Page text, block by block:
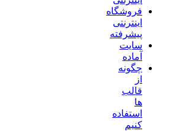
فروشگاه
اینترنتی
پیشرفته
سایت
آماده
چگونه
از
قالب
ها
استفاده
کنیم